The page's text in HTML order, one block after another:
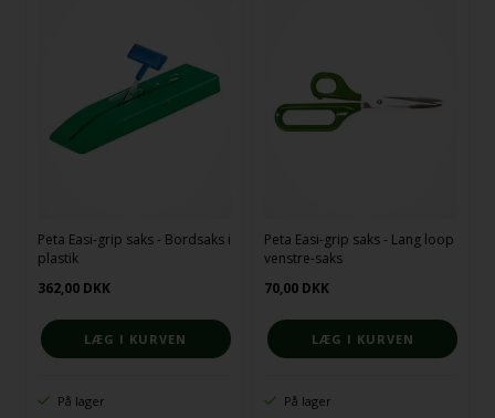
Peta Easi-grip saks - Bordsaks i
plastik
362,00 DKK
På lager
Peta Easi-grip saks - Lang loop
venstre-saks
70,00 DKK
På lager